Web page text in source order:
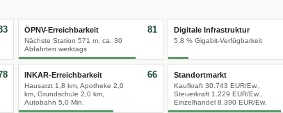
ÖPNV-Erreichbarkeit
Nächste Station 571 m, ca. 30
Abfahrten werktags
81 Digitale Infrastruktur
5,8 % Gigabit-Verfügbarkeit
INKAR-Erreichbarkeit
Hausarzt 1,8 km, Apotheke 2,0
km, Grundschule 2,0 km,
Autobahn 5,0 Min.
66 Standortmarkt
Kaufkraft 30.743 EUR/Ew.,
Steuerkraft 1.229 EUR/Ew.,
Einzelhandel 8.390 EUR/Ew.